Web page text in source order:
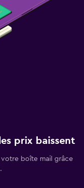
prix baissent
votre boîte mail grâce